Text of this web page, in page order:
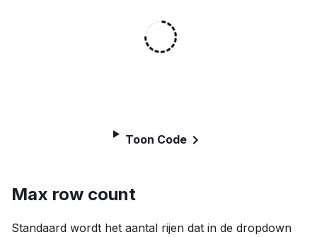
Toon Code
Max row count
Standaard wordt het aantal rijen dat in de dropdown